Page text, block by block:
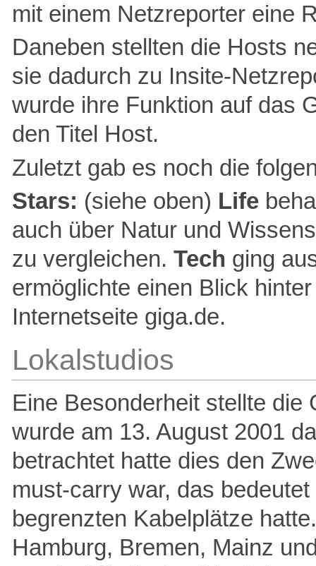
mit einem Netzreporter eine
Daneben stellten die Hosts
sie dadurch zu Insite-
wurde ihre Funktion auf das
den Titel Host.
Zuletzt gab es noch die
Stars: (siehe oben) Life
auch über Natur und
zu vergleichen. Tech ging
ermöglichte einen Blick
Internetseite giga.de.
Lokalstudios
Eine Besonderheit stellte die
wurde am 13. August 2001
betrachtet hatte dies den
must-carry war, das
begrenzten Kabelplätze
Hamburg, Bremen, Mainz